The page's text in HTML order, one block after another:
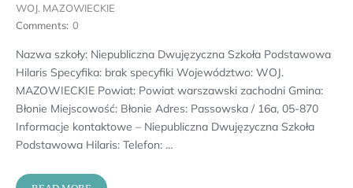
WOJ. MAZOWIECKIE
Comments: 0
Nazwa szkoły: Niepubliczna Dwujęzyczna Szkoła Podstawowa
Hilaris Specyfika: brak specyfiki Województwo: WOJ.
MAZOWIECKIE Powiat: Powiat warszawski zachodni Gmina:
Błonie Miejscowość: Błonie Adres: Passowska / 16a, 05-870
Informacje kontaktowe – Niepubliczna Dwujęzyczna Szkoła
Podstawowa Hilaris: Telefon: …